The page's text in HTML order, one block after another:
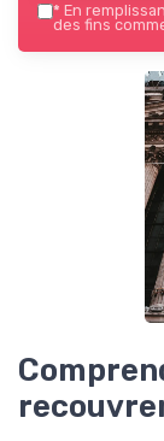
* En
des fins